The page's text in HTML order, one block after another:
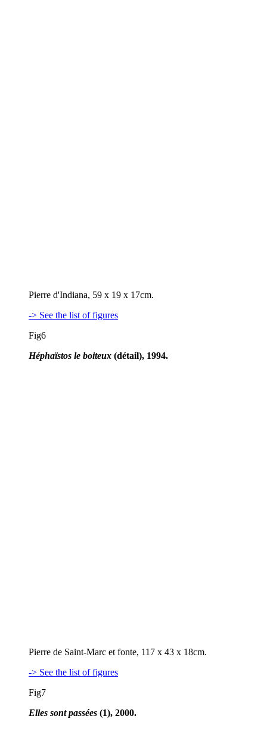
Pierre d'Indiana, 59 x 19 x 17cm.
-> See the list of figures
Fig6
Héphaïstos le boiteux (détail), 1994.
Pierre de Saint-Marc et fonte, 117 x 43 x 18cm.
-> See the list of figures
Fig7
Elles sont passées (1), 2000.